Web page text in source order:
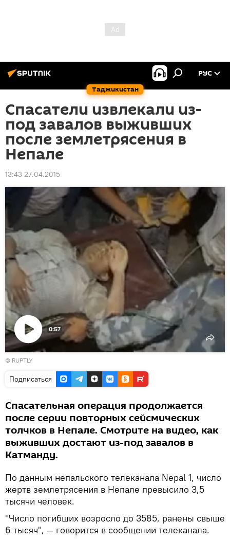
Таджикистан
РУС
Спасатели извлекали из-
под завалов выживших
после землетрясения в
Непале
13:43 27.04.2015
Воспроизвести
видео
0:57
© RUPTLY
Подписаться
Спасательная операция продолжается
после серии повторных сейсмических
толчков в Непале. Смотрите на видео, как
выживших достают из-под завалов в
Катманду.
По данным непальского телеканала Nepal 1, число
жертв землетрясения в Непале превысило 3,5
тысячи человек.
"Число погибших возросло до 3585, ранены свыше
6 тысяч", — говорится в сообщении телеканала.